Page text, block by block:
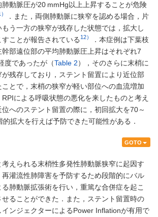
動脈圧が20 mmHg以上上昇することが危険
．また，両側肺動脈に狭窄を認める場合，片
う一方の狭窄が残存した状態では，拡大し
ことが報告されている12）
．本症例は下葉枝
部遠位部の平均肺動脈圧上昇はそれぞれ7
度であったが（Table 2），そのさらに末梢に
残存しており，ステント留置により近位部
とで，末梢の狭窄が軽い部位への血流増加
による呼吸状態の悪化を来したものと考え
へのステント留置の際に，初回拡大を70～
拡大を行えば予防できた可能性がある．
GOTO
えられる末梢性多発性肺動脈狭窄に起因す
灌流性肺障害を予防するため段階的にバル
肺動脈拡張術を行い，重篤な合併症を起こ
ることができた．また，ステント留置時の
ンジェクターによるPower Inflationが有用で